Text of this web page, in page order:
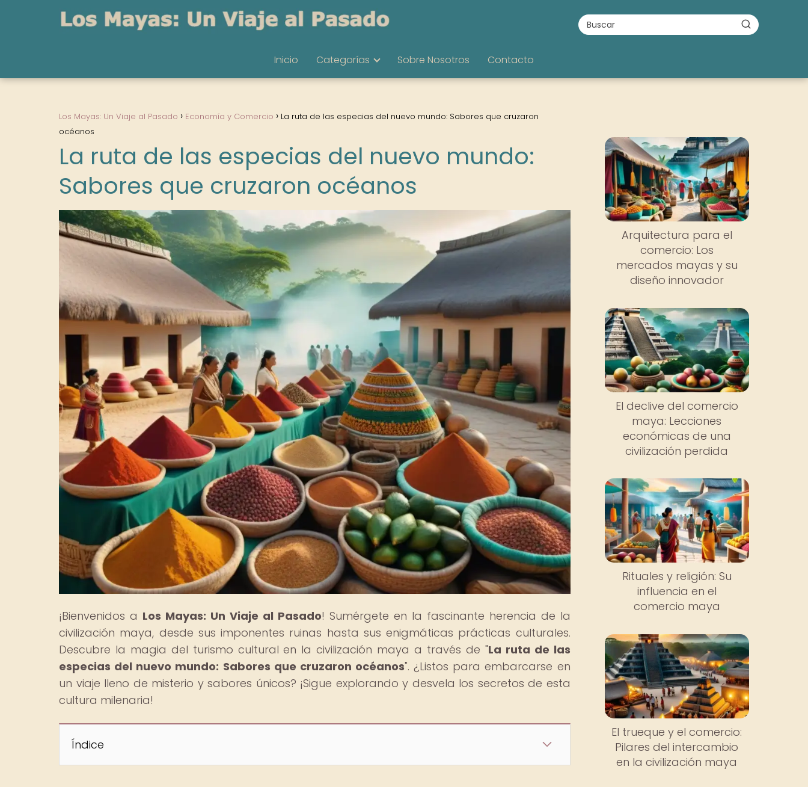
Inicio Categorías Sobre Nosotros Contacto
Los Mayas: Un Viaje al Pasado Economía y Comercio
La ruta de las especias del nuevo mundo: Sabores que cruzaron
océanos
La ruta de las especias del nuevo mundo:
Sabores que cruzaron océanos
¡Bienvenidos a Los Mayas: Un Viaje al Pasado! Sumérgete en la fascinante herencia de la
civilización maya, desde sus imponentes ruinas hasta sus enigmáticas prácticas culturales.
Descubre la magia del turismo cultural en la civilización maya a través de "La ruta de las
especias del nuevo mundo: Sabores que cruzaron océanos". ¿Listos para embarcarse en
un viaje lleno de misterio y sabores únicos? ¡Sigue explorando y desvela los secretos de esta
cultura milenaria!
Índice
Arquitectura para el
comercio: Los
mercados mayas y su
diseño innovador
El declive del comercio
maya: Lecciones
económicas de una
civilización perdida
Rituales y religión: Su
influencia en el
comercio maya
El trueque y el comercio:
Pilares del intercambio
en la civilización maya